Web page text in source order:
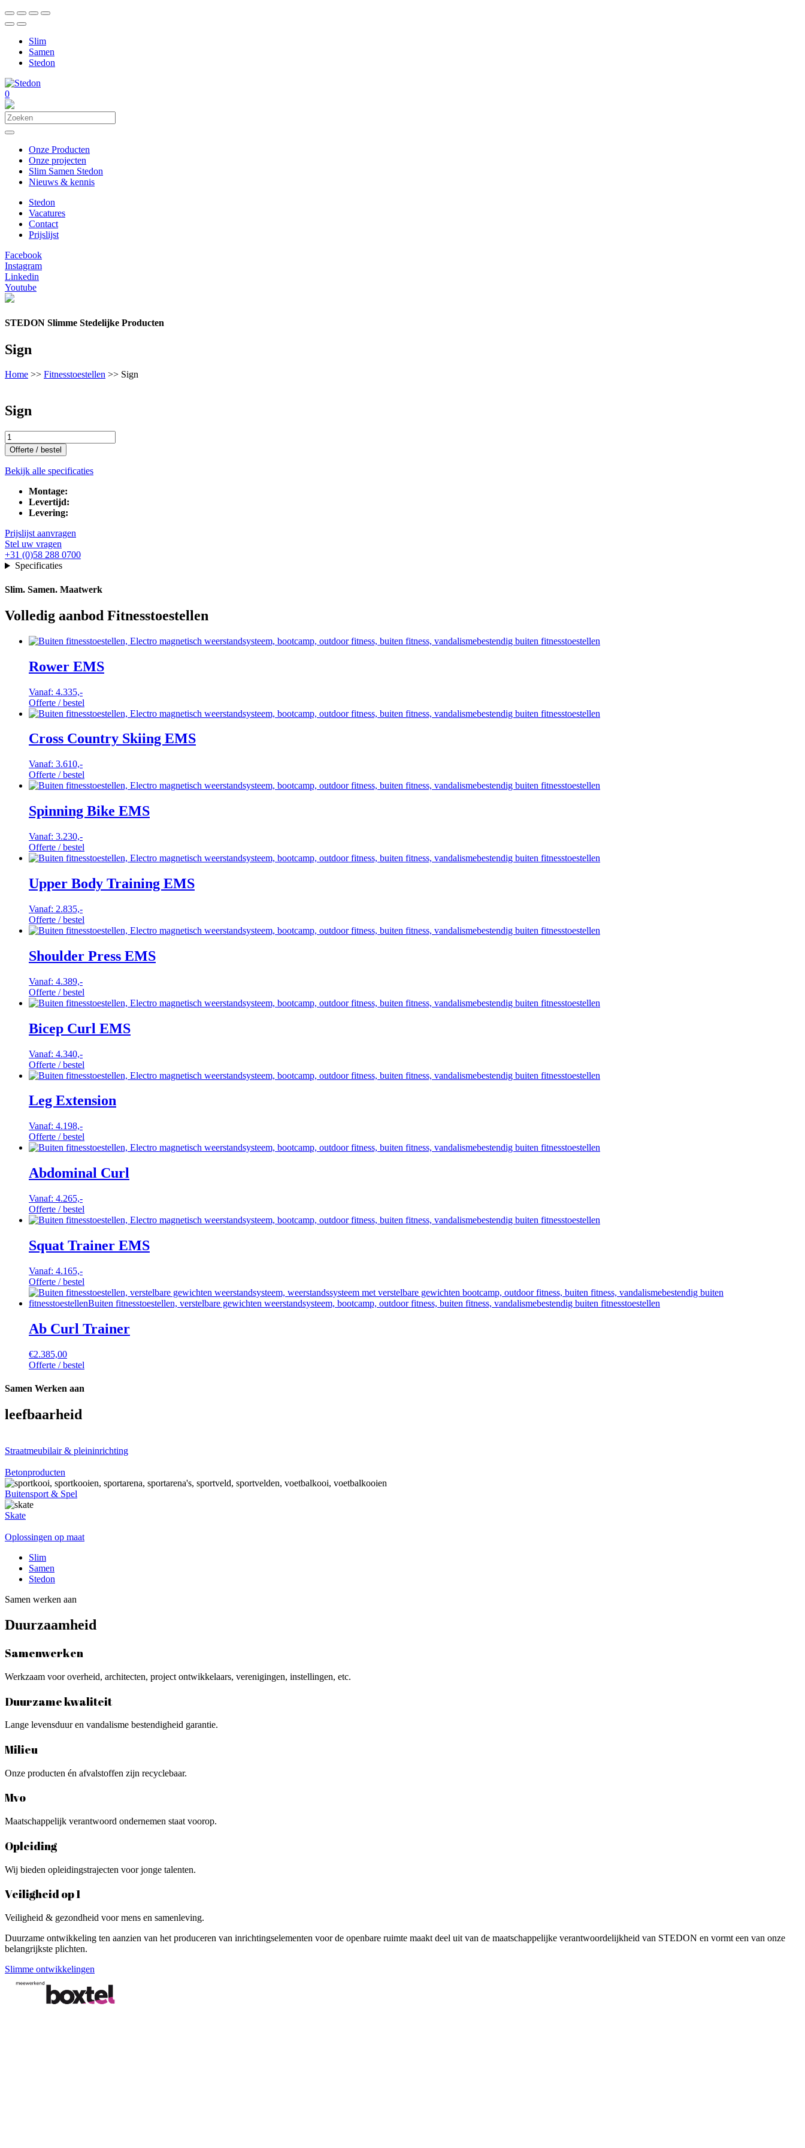
Slim
Samen
Stedon
0
Onze Producten
Onze projecten
Slim Samen Stedon
Nieuws & kennis
Stedon
Vacatures
Contact
Prijslijst
Facebook
Instagram
Linkedin
Youtube
STEDON Slimme Stedelijke Producten
Sign
Home >> Fitnesstoestellen >> Sign
Sign
Sign
aantal
Offerte / bestel
Bekijk alle specificaties
Montage:
Levertijd:
Levering:
Prijslijst aanvragen
Stel uw vragen
+31 (0)58 288 0700
Specificaties
Slim. Samen. Maatwerk
Volledig aanbod Fitnesstoestellen
Rower EMS
Vanaf: 4.335,-
Offerte / bestel
Cross Country Skiing EMS
Vanaf: 3.610,-
Offerte / bestel
Spinning Bike EMS
Vanaf: 3.230,-
Offerte / bestel
Upper Body Training EMS
Vanaf: 2.835,-
Offerte / bestel
Shoulder Press EMS
Vanaf: 4.389,-
Offerte / bestel
Bicep Curl EMS
Vanaf: 4.340,-
Offerte / bestel
Leg Extension
Vanaf: 4.198,-
Offerte / bestel
Abdominal Curl
Vanaf: 4.265,-
Offerte / bestel
Squat Trainer EMS
Vanaf: 4.165,-
Offerte / bestel
Ab Curl Trainer
€2.385,00
Offerte / bestel
Samen Werken aan
leefbaarheid
Straatmeubilair & pleininrichting
Betonproducten
Buitensport & Spel
Skate
Oplossingen op maat
Slim
Samen
Stedon
Samen werken aan
Duurzaamheid
Samenwerken
Werkzaam voor overheid, architecten, project ontwikkelaars, verenigingen, instellingen, etc.
Duurzame kwaliteit
Lange levensduur en vandalisme bestendigheid garantie.
Milieu
Onze producten én afvalstoffen zijn recyclebaar.
Mvo
Maatschappelijk verantwoord ondernemen staat voorop.
Opleiding
Wij bieden opleidingstrajecten voor jonge talenten.
Veiligheid op 1
Veiligheid & gezondheid voor mens en samenleving.
Duurzame ontwikkeling ten aanzien van het produceren van inrichtingselementen voor de openbare ruimte maakt deel uit van de maatschappelijke verantwoordelijkheid van STEDON en vormt een van onze
belangrijkste plichten.
Slimme ontwikkelingen